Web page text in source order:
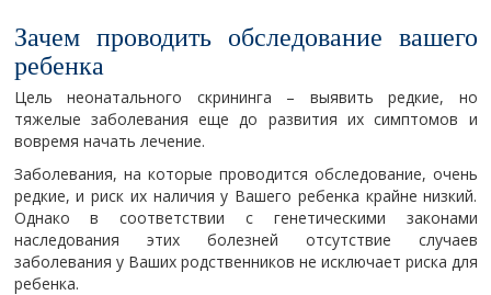
Зачем проводить обследование вашего
ребенка
Цель неонатального скрининга – выявить редкие, но
тяжелые заболевания еще до развития их симптомов и
вовремя начать лечение.
Заболевания, на которые проводится обследование, очень
редкие, и риск их наличия у Вашего ребенка крайне низкий.
Однако в соответствии с генетическими законами
наследования этих болезней отсутствие случаев
заболевания у Ваших родственников не исключает риска для
ребенка.